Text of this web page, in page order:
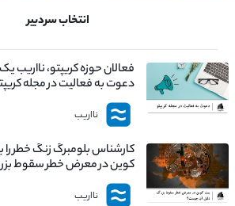
انتخاب سردبیر
فعالان حوزه کریپتو، نااریب
دعوت به فعالیت در مجله
نااریب
کارشناس بلومبرگ زنگ خطر را
کوین در معرض خطر سقوط
چیست؟
نااریب